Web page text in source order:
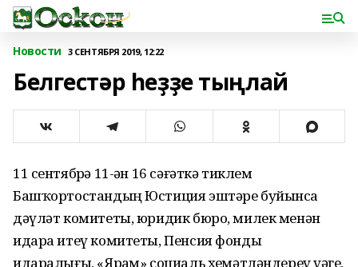
Новости 3 СЕНТЯБРЯ 2019, 12:22
Белгестәр һеҙҙе тыңлай
11 сентябрҙә 11-ҙән 16 сәғәткә тиклем
Башҡортостандың Юстиция эштәре буйынса
дәүләт комитеты, юридик бюро, милек менән
идара итеү комитеты, Пенсия фонды
идаралығы, «Ярҙам» социаль хеҙмәтләндереү үҙәге,